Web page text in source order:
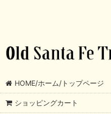
HOME/ホーム/トップページ
ショッピングカート